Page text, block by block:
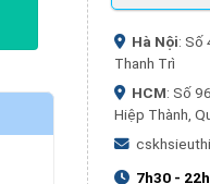
Hà Nội: Số
Thanh Trì
HCM: Số
Hiệp Thành,
7h30 -